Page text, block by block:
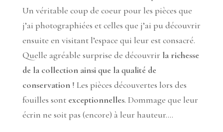
Un véritable coup de coeur pour les pièces que
j’ai photographiées et celles que j’ai pu découvrir
ensuite en visitant l’espace qui leur est consacré.
Quelle agréable surprise de découvrir la richesse
de la collection ainsi que la qualité de
conservation! Les pièces découvertes lors des
fouilles sont exceptionnelles. Dommage que leur
écrin ne soit pas (encore) à leur hauteur….